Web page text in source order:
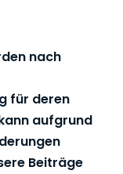
nach
für deren
aufgrund
Beiträge